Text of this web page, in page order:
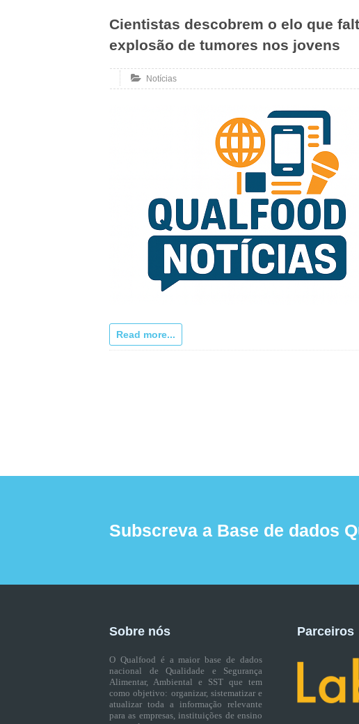
Cientistas descobrem o elo que
explosão de tumores nos jovens
Notícias
Read more...
Subscreva a Base de dados
Sobre nós
O Qualfood é a maior base de dados
nacional de Qualidade e Segurança
Alimentar, Ambiental e SST que tem
como objetivo: organizar, sistematizar e
atualizar toda a informação relevante
para as empresas, instituições de ensino
Parceiros